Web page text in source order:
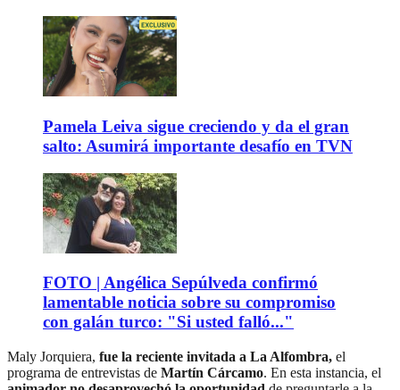
Pamela Leiva sigue creciendo y da el gran
salto: Asumirá importante desafío en TVN
FOTO | Angélica Sepúlveda confirmó
lamentable noticia sobre su compromiso
con galán turco: "Si usted falló..."
Maly Jorquiera, fue la reciente invitada a La Alfombra, el
programa de entrevistas de Martín Cárcamo. En esta instancia, el